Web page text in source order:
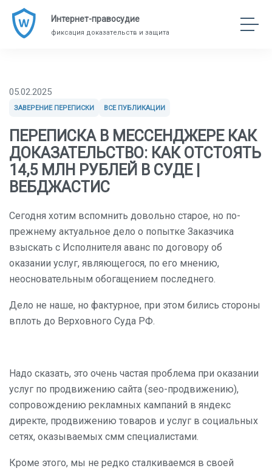
Интернет-правосудие
фиксация доказательств и защита
05.02.2025
ЗАВЕРЕНИЕ ПЕРЕПИСКИ ВСЕ ПУБЛИКАЦИИ
ПЕРЕПИСКА В МЕССЕНДЖЕРЕ КАК
ДОКАЗАТЕЛЬСТВО: КАК ОТСТОЯТЬ
14,5 МЛН РУБЛЕЙ В СУДЕ |
ВЕБДЖАСТИС
Сегодня хотим вспомнить довольно старое, но по-
прежнему актуальное дело о попытке Заказчика
взыскать с Исполнителя аванс по договору об
оказании услуг, являющегося, по его мнению,
неосновательным обогащением последнего.
Дело не наше, но фактурное, при этом бились стороны
вплоть до Верховного Суда РФ.
Надо сказать, это очень частая проблема при оказании
услуг по продвижению сайта (seo-продвижению),
сопровождению рекламных кампаний в яндекс
директе, продвижению товаров и услуг в социальных
сетях, оказываемых смм специалистами.
Кроме этого, мы не редко сталкиваемся в своей